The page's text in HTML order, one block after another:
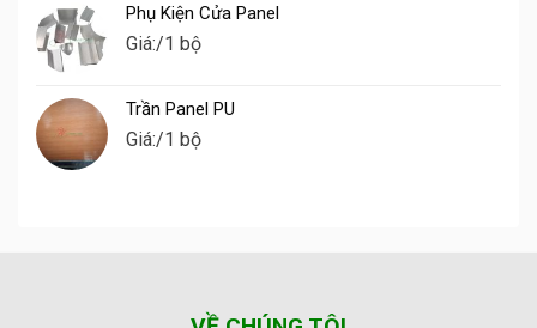
Phụ Kiện Cửa Panel
Giá:/1 bộ
Trần Panel PU
Giá:/1 bộ